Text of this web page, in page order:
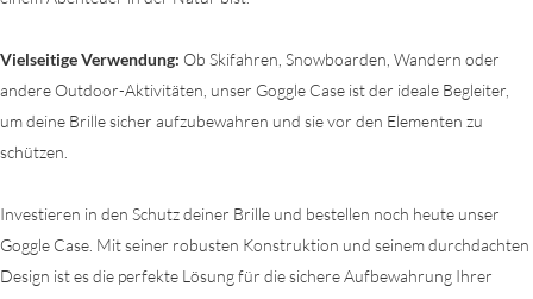
Vielseitige Verwendung: Ob Skifahren, Snowboarden, Wandern oder
andere Outdoor-Aktivitäten, unser Goggle Case ist der ideale Begleiter,
um deine Brille sicher aufzubewahren und sie vor den Elementen zu
schützen.
Investieren in den Schutz deiner Brille und bestellen noch heute unser
Goggle Case. Mit seiner robusten Konstruktion und seinem durchdachten
Design ist es die perfekte Lösung für die sichere Aufbewahrung Ihrer